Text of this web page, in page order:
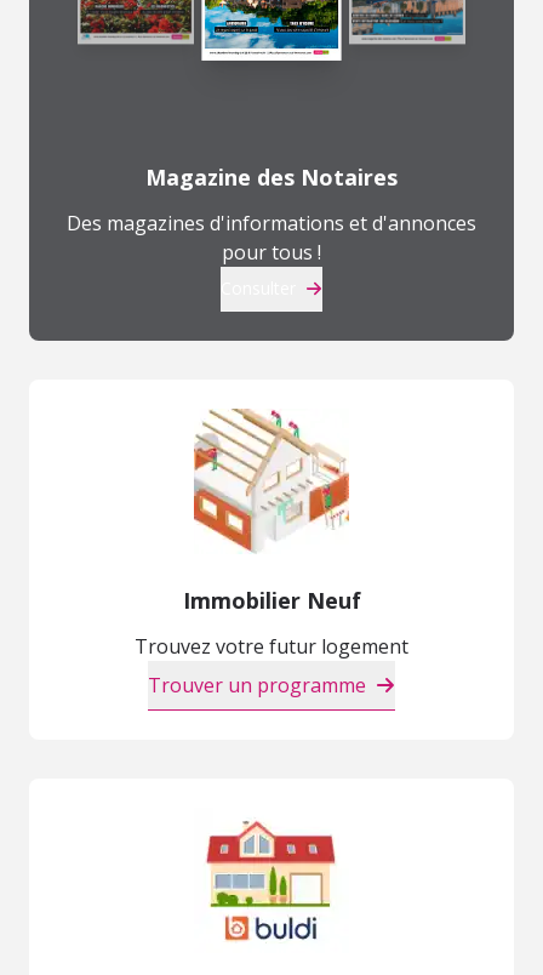
Magazine des Notaires
Des magazines d'informations et d'annonces
pour tous !
Immobilier Neuf
Trouvez votre futur logement
Trouver un programme